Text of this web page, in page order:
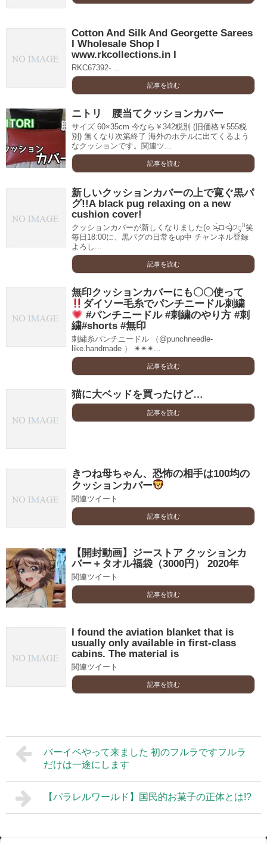
Cotton And Silk And Georgette Sarees
I Wholesale Shop I
www.rkcollections.in I
RKC67392- ...
記事を読む
ニトリ 腰当てクッションカバー
サイズ 60×35cm 今なら￥342税別 (旧価格￥555税
別) 無くなり次第終了 海外のホテルに出てくるよう
なクッションです。関連ツ...
記事を読む
新しいクッションカバーの上で寛ぐ黒パ
グ!!A black pug relaxing on a new
cushion cover!
クッションカバーが新しくなりました(○ ˃̶͈̀ロ˂̶͈́)੭ꠥ⁾⁾笑
毎日18:00に、黒パグの日常をup中 チャンネル登録
よろし...
記事を読む
無印クッションカバーにも〇〇使って
ダイソー毛糸でパンチニードル刺繍
#パンチニードル #刺繍のやり方 #刺
繍#shorts #無印
刺繍糸パンチニードル （@punchneedle-
like.handmade ） ✴︎✴︎✴︎...
記事を読む
猫に大ベッドを買ったけど…
記事を読む
きつね母ちゃん、恐怖の相手は100均の
クッションカバー
関連ツイート
記事を読む
【開封動画】ジーストア クッションカ
バー＋タオル福袋（3000円） 2020年
関連ツイート
記事を読む
I found the aviation blanket that is
usually only available in first-class
cabins. The material is
関連ツイート
記事を読む
バーイベやって来ました 初のフルラですフルラ
だけは一途にします
【パラレルワールド】国民的お菓子の正体とは!?